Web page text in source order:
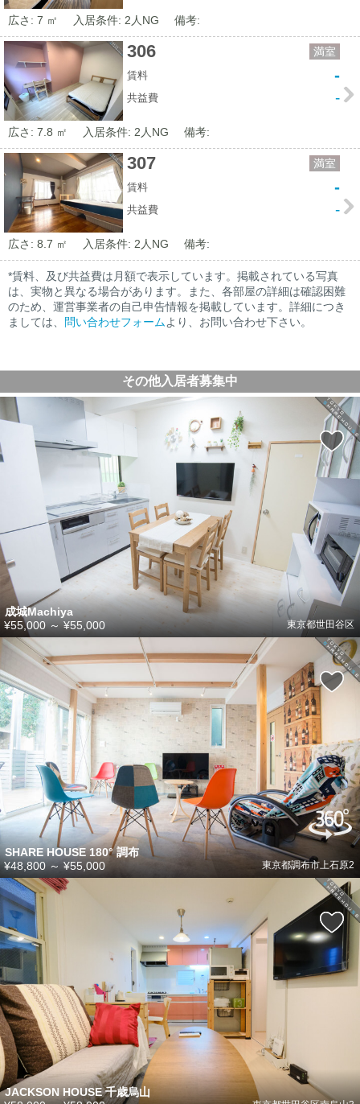
広さ: 7 ㎡ 入居条件: 2人NG 備考:
306 満室
賃料 -
共益費 -
広さ: 7.8 ㎡ 入居条件: 2人NG 備考:
307 満室
賃料 -
共益費 -
広さ: 8.7 ㎡ 入居条件: 2人NG 備考:
*賃料、及び共益費は月額で表示しています。掲載されている写真
は、実物と異なる場合があります。また、各部屋の詳細は確認困難
のため、運営事業者の自己申告情報を掲載しています。詳細につき
ましては、
問い合わせフォームより、お問い合わせ下さい。
その他入居者募集中
成城Machiya
東京都世田谷区
¥55,000～¥55,000
SHARE HOUSE 180° 調布
東京都調布市上石原2
¥48,800～¥55,000
JACKSON HOUSE 千歳烏山